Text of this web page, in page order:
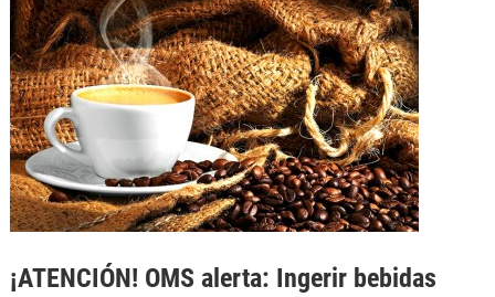
¡ATENCIÓN! OMS alerta: Ingerir bebidas